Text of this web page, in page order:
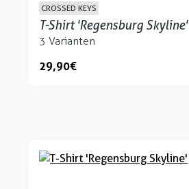
CROSSED KEYS
T-Shirt 'Regensburg Skyline'
3 Varianten
29,90 €